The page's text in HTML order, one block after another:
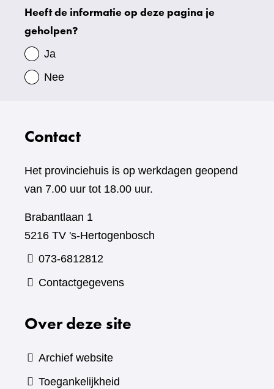
Uw
gegevens
Heeft de informatie op deze pagina je
geholpen?
Ja
Nee
Contact
Het provinciehuis is op werkdagen geopend
van 7.00 uur tot 18.00 uur.
Brabantlaan 1
5216 TV 's-Hertogenbosch
073-6812812
Contactgegevens
Over deze site
Archief website
Toegankelijkheid